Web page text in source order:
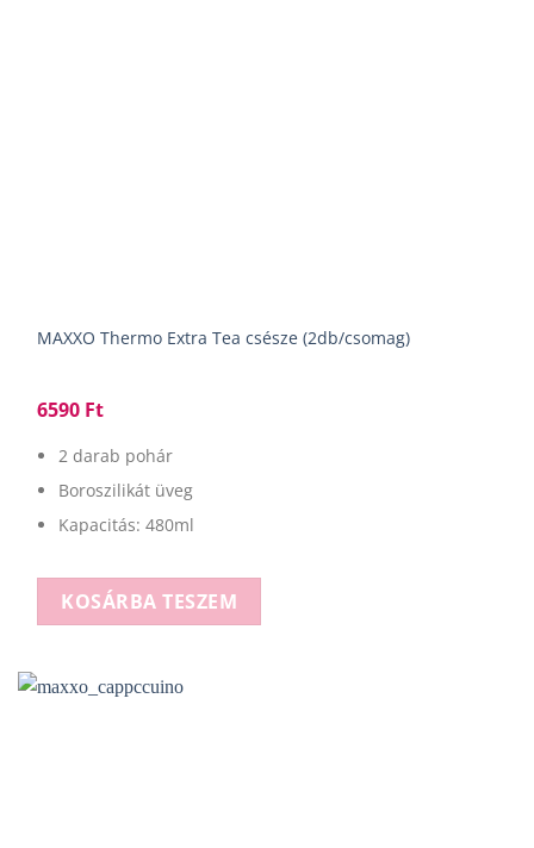
MAXXO Thermo Extra Tea csésze (2db/csomag)
6590 Ft
2 darab pohár
Boroszilikát üveg
Kapacitás: 480ml
KOSÁRBA TESZEM